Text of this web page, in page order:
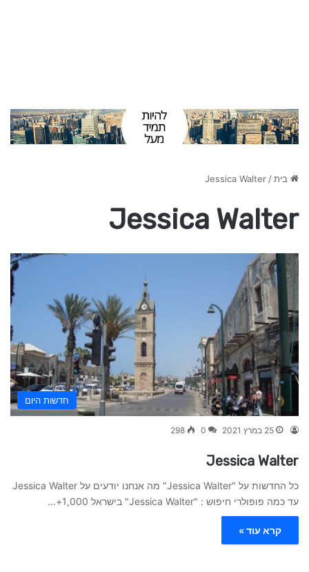
בית/
Jessica Walter
Jessica Walter
חדשות היום
25 במרץ 2021 0
298
Jessica Walter
כל החדשות על "Jessica Walter" מה אנחנו יודעים על Jessica Walter
עד כמה פופולרי חיפוש : "Jessica Walter" בישראל 1,000+…
קרא עוד »